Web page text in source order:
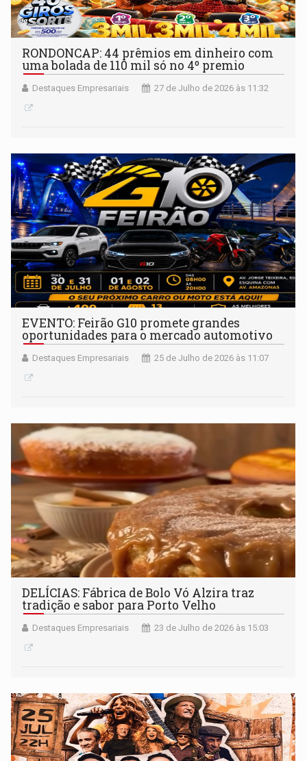
RONDONCAP: 44 prêmios em dinheiro com
uma bolada de 110 mil só no 4º premio
Destaques Empresariais 27 de Julho de 2026 às 11:32
EVENTO: Feirão G10 promete grandes
oportunidades para o mercado automotivo
Destaques Empresariais 25 de Julho de 2026 às 11:07
DELÍCIAS: Fábrica de Bolo Vó Alzira traz
tradição e sabor para Porto Velho
Destaques Empresariais 23 de Julho de 2026 às 15:03